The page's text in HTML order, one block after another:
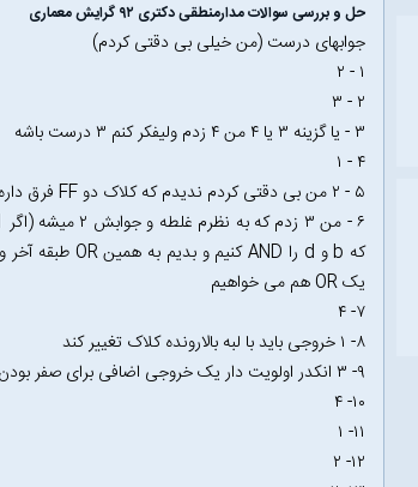
حل و بررسی سوالات مدارمنطقی دکتری ۹۲ گرایش معماری
جوابهای درست (من خیلی بی دقتی کردم)
۱ - ۲
۲ - ۳
۳ - یا گزینه ۳ یا ۴ من ۴ زدم ولیفکر کنم ۳ درست باشه
۴ - ۱
۵ - ۲ من بی دقتی کردم ندیدم که کلاک دو FF فرق داره به خاطر همین ۴ زدم
یک OR هم می خواهیم
۷- ۴
۸- ۱ خروجی باید با لبه بالارونده کلاک تغییر کند
۹- ۳ انکدر اولویت دار یک خروجی اضافی برای صفر بودن یا نبودن همه بیتهای ورودی دارد
۱۰- ۴
۱۱- ۱
۱۲- ۲